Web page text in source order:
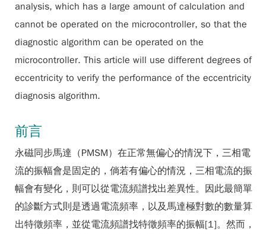
analysis, which has a large amount of calculation and
cannot be operated on the microcontroller, so that the
diagnostic algorithm can be operated on the
microcontroller. This article will use different degrees of
eccentricity to verify the performance of the eccentricity
diagnosis algorithm.
前言
永磁同步馬達（PMSM）在正常無偏心的情況下，三相電
流的振幅會是固定的，倘若有偏心的情況，三相電流的振
幅會有變化，則可以從電流頻譜找出差異性。因此最簡單
的診斷方式則是透過電流頻率，以及馬達極對數的數量算
出特徵頻率，並從電流頻譜找特徵頻率的振幅[1]。然而，